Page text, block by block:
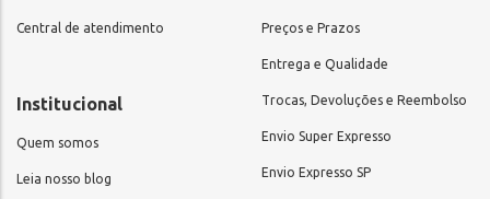
Central de atendimento
Institucional
Quem somos
Leia nosso blog
Preços e Prazos
Entrega e Qualidade
Trocas, Devoluções e Reembolso
Envio Super Expresso
Envio Expresso SP